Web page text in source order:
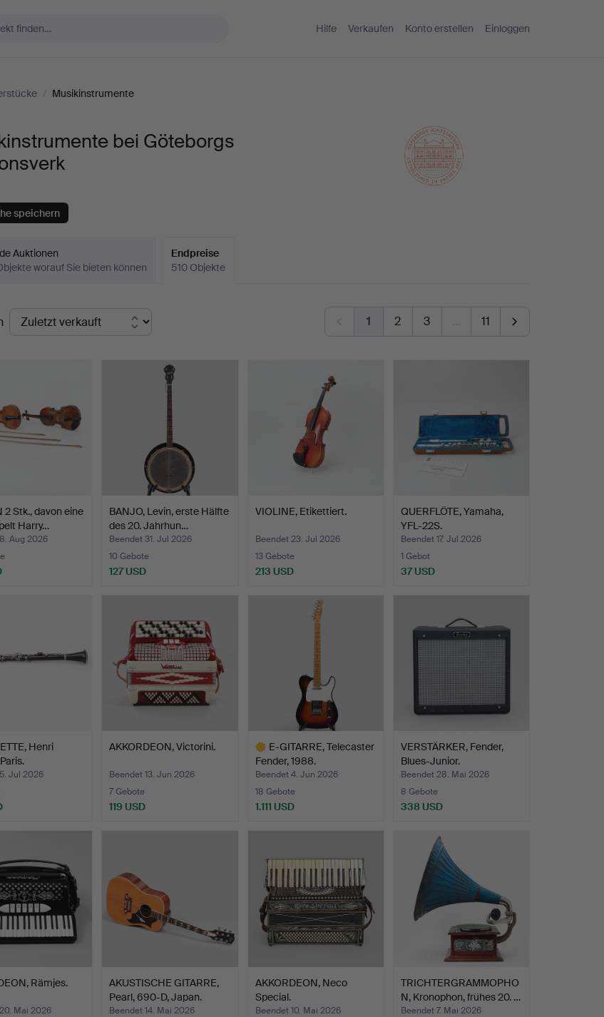
Hilfe Verkaufen Konto erstellen Einloggen
/ Musikinstrumente
bei Göteborgs
speichern
Auktionen
worauf Sie bieten können
Endpreise
510 Objekte
1 2 3 … 11
2 Stk., davon eine
Harry…
Aug 2026
BANJO, Levin, erste Hälfte
des 20. Jahrhun…
Beendet 31. Jul 2026
10 Gebote
127 USD
VIOLINE, Etikettiert.
Beendet 23. Jul 2026
13 Gebote
213 USD
QUERFLÖTE, Yamaha,
YFL-22S.
Beendet 17. Jul 2026
1 Gebot
37 USD
Henri
Jul 2026
AKKORDEON, Victorini.
Beendet 13. Jun 2026
7 Gebote
119 USD
E-GITARRE, Telecaster
Fender, 1988.
Beendet 4. Jun 2026
18 Gebote
1.111 USD
VERSTÄRKER, Fender,
Blues-Junior.
Beendet 28. Mai 2026
8 Gebote
338 USD
Rämjes.
Mai 2026
AKUSTISCHE GITARRE,
Pearl, 690-D, Japan.
Beendet 14. Mai 2026
AKKORDEON, Neco
Special.
Beendet 10. Mai 2026
TRICHTERGRAMMOPHO
N, Kronophon, frühes 20. …
Beendet 7. Mai 2026